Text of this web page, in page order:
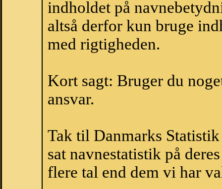
indholdet på
altså derfor kun bruge
med rigtigheden.
Kort sagt: Bruger du
ansvar.
Tak til Danmarks
sat navnestatistik på
flere tal end dem vi har